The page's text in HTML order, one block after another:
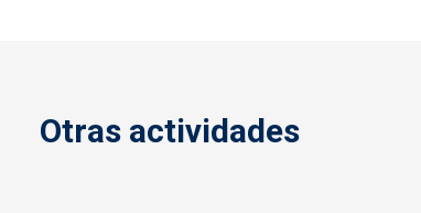
Otras actividades